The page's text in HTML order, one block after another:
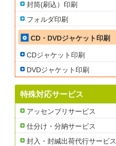
封筒(刷込）印刷
フォルダ印刷
CD・DVDジャケット印刷
CDジャケット印刷
DVDジャケット印刷
特殊対応サービス
アッセンブリサービス
仕分け・分納サービス
封入・封緘出荷代行サービス